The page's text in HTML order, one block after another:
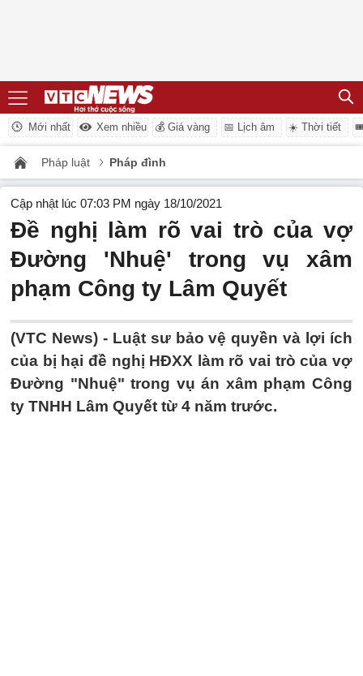
Mới nhất Xem nhiều 💰 Giá vàng 📅 Lịch âm ☀️ Thời tiết
Pháp luật Pháp đình
Cập nhật lúc 07:03 PM ngày 18/10/2021
Đề nghị làm rõ vai trò của vợ
Đường 'Nhuệ' trong vụ xâm
phạm Công ty Lâm Quyết
(VTC News) - Luật sư bảo vệ quyền và lợi ích
của bị hại đề nghị HĐXX làm rõ vai trò của vợ
Đường "Nhuệ" trong vụ án xâm phạm Công
ty TNHH Lâm Quyết từ 4 năm trước.